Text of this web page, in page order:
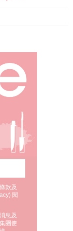
款及
) 閱
息及
團使
。